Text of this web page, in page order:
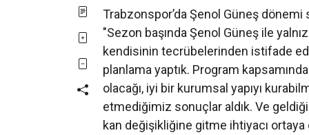
Trabzonspor’da Şenol Güneş dönemi
"Sezon başında Şenol Güneş ile
kendisinin tecrübelerinden istifade
planlama yaptık. Program
olacağı, iyi bir kurumsal yapıyı
etmediğimiz sonuçlar aldık. Ve
kan değişikliğine gitme ihtiyacı